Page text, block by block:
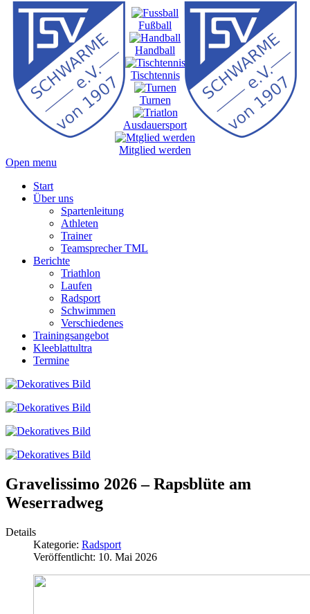
Fußball
Handball
Tischtennis
Turnen
Ausdauersport
Mitglied werden
Open menu
Start
Über uns
Spartenleitung
Athleten
Trainer
Teamsprecher TML
Berichte
Triathlon
Laufen
Radsport
Schwimmen
Verschiedenes
Trainingsangebot
Kleeblattultra
Termine
Gravelissimo 2026 – Rapsblüte am
Weserradweg
Details
Kategorie: Radsport
Veröffentlicht: 10. Mai 2026